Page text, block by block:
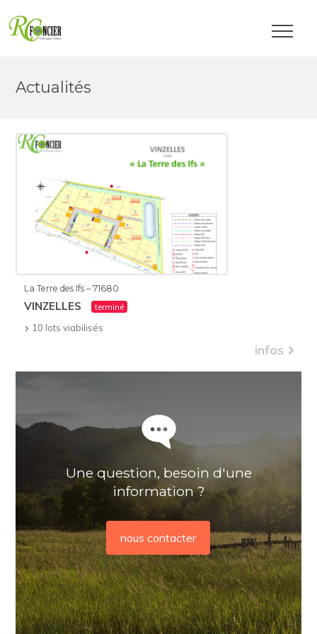
Actualités
La Terre des Ifs – 71680
VINZELLES terminé
10 lots viabilisés
infos
Une question, besoin d'une
information ?
nous contacter